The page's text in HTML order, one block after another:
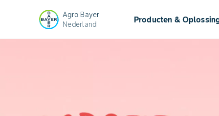
Agro Bayer
Nederland
Producten &